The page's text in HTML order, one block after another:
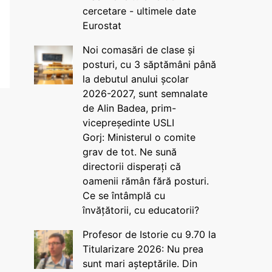
cercetare - ultimele date
Eurostat
Noi comasări de clase și
posturi, cu 3 săptămâni până
la debutul anului școlar
2026-2027, sunt semnalate
de Alin Badea, prim-
vicepreședinte USLI
Gorj: Ministerul o comite
grav de tot. Ne sună
directorii disperați că
oamenii rămân fără posturi.
Ce se întâmplă cu
învățătorii, cu educatorii?
Profesor de Istorie cu 9.70 la
Titularizare 2026: Nu prea
sunt mari așteptările. Din